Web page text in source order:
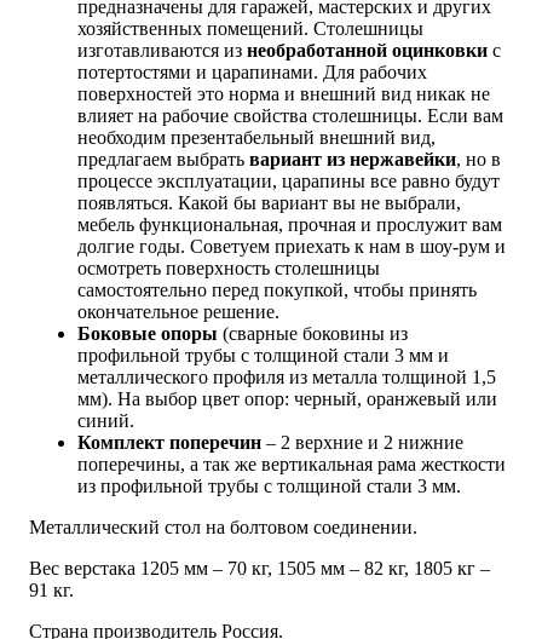
предназначены для гаражей, мастерских и других
хозяйственных помещений. Столешницы
изготавливаются из необработанной оцинковки с
потертостями и царапинами. Для рабочих
поверхностей это норма и внешний вид никак не
влияет на рабочие свойства столешницы. Если вам
необходим презентабельный внешний вид,
предлагаем выбрать вариант из нержавейки, но в
процессе эксплуатации, царапины все равно будут
появляться. Какой бы вариант вы не выбрали,
мебель функциональная, прочная и прослужит вам
долгие годы. Советуем приехать к нам в шоу-рум и
осмотреть поверхность столешницы
самостоятельно перед покупкой, чтобы принять
окончательное решение.
Боковые опоры (сварные боковины из
профильной трубы с толщиной стали 3 мм и
металлического профиля из металла толщиной 1,5
мм). На выбор цвет опор: черный, оранжевый или
синий.
Комплект поперечин – 2 верхние и 2 нижние
поперечины, а так же вертикальная рама жесткости
из профильной трубы с толщиной стали 3 мм.
Металлический стол на болтовом соединении.
Вес верстака 1205 мм – 70 кг, 1505 мм – 82 кг, 1805 кг –
91 кг.
Страна производитель Россия.